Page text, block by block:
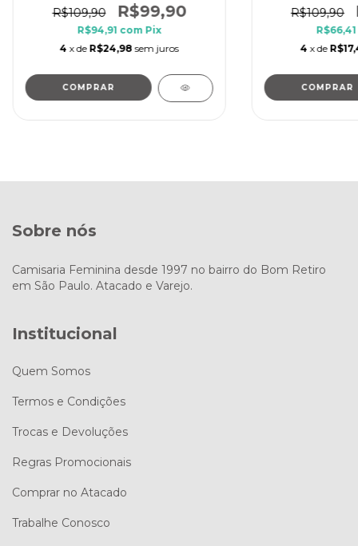
R$109,90 R$99,90
R$94,91 com Pix
4 x de R$24,98 sem juros
COMPRAR
R$109,90
R$66,41
4 x de
COMPRAR
Sobre nós
Camisaria Feminina desde 1997 no bairro do Bom Retiro
em São Paulo. Atacado e Varejo.
Institucional
Quem Somos
Termos e Condições
Trocas e Devoluções
Regras Promocionais
Comprar no Atacado
Trabalhe Conosco